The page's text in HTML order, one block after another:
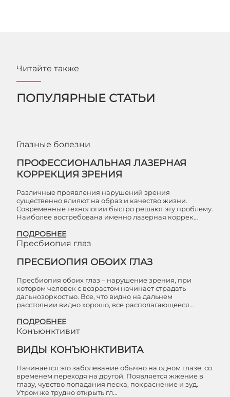
Читайте также
ПОПУЛЯРНЫЕ СТАТЬИ
Глазные болезни
ПРОФЕССИОНАЛЬНАЯ ЛАЗЕРНАЯ
КОРРЕКЦИЯ ЗРЕНИЯ
Различные проявления нарушений зрения
существенно влияют на образ и качество жизни.
Современные технологии быстро решают эту проблему.
Наиболее востребована именно лазерная коррек…
ПОДРОБНЕЕ
Пресбиопия глаз
ПРЕСБИОПИЯ ОБОИХ ГЛАЗ
Пресбиопия обоих глаз – нарушение зрения, при
котором человек с возрастом начинает страдать
дальнозоркостью. Все, что видно на дальнем
расстоянии видно хорошо, все располагающееся…
ПОДРОБНЕЕ
Конъюнктивит
ВИДЫ КОНЪЮНКТИВИТА
Начинается это заболевание обычно на одном глазе, со
временем переходя на другой. Появляется жжение в
глазу, чувство попадания песка, покраснение и зуд.
Утром же трудно открыть гл…